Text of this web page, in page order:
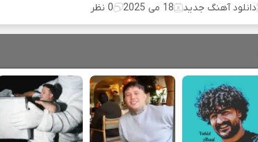
دانلود آهنگ جدید 18 می 2025 0 نظر